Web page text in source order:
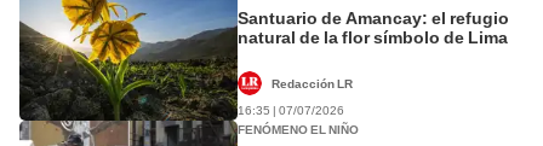
Santuario de Amancay: el refugio
natural de la flor símbolo de Lima
Redacción LR
16:35 | 07/07/2026
FENÓMENO EL NIÑO